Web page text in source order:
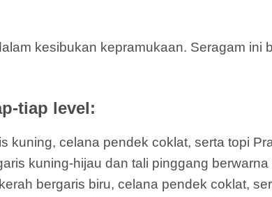
kesibukan kepramukaan. Seragam ini
tiap level:
kuning, celana pendek coklat, serta topi
kuning-hijau dan tali pinggang berwarna
bergaris biru, celana pendek coklat,